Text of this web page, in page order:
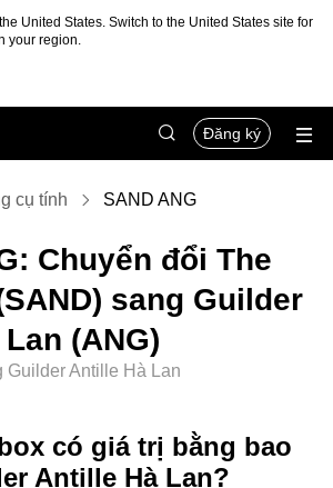
United States. Switch to the United States site for
your region.
Đăng ký
cụ tính SAND ANG
Chuyển đổi The
sang Guilder
(ANG)
Guilder Antille Hà Lan
có giá trị bằng bao
Antille Hà Lan?